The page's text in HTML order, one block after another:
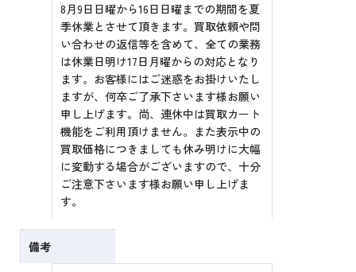
8月9日日曜から16日日曜までの期間を夏
季休業とさせて頂きます。買取依頼や問
い合わせの返信等を含めて、全ての業務
は休業日明け17日月曜からの対応となり
ます。お客様にはご迷惑をお掛けいたし
ますが、何卒ご了承下さいます様お願い
申し上げます。尚、連休中は買取カート
機能をご利用頂けません。また表示中の
買取価格につきましても休み明けに大幅
に変動する場合がございますので、十分
ご注意下さいます様お願い申し上げま
す。
備考